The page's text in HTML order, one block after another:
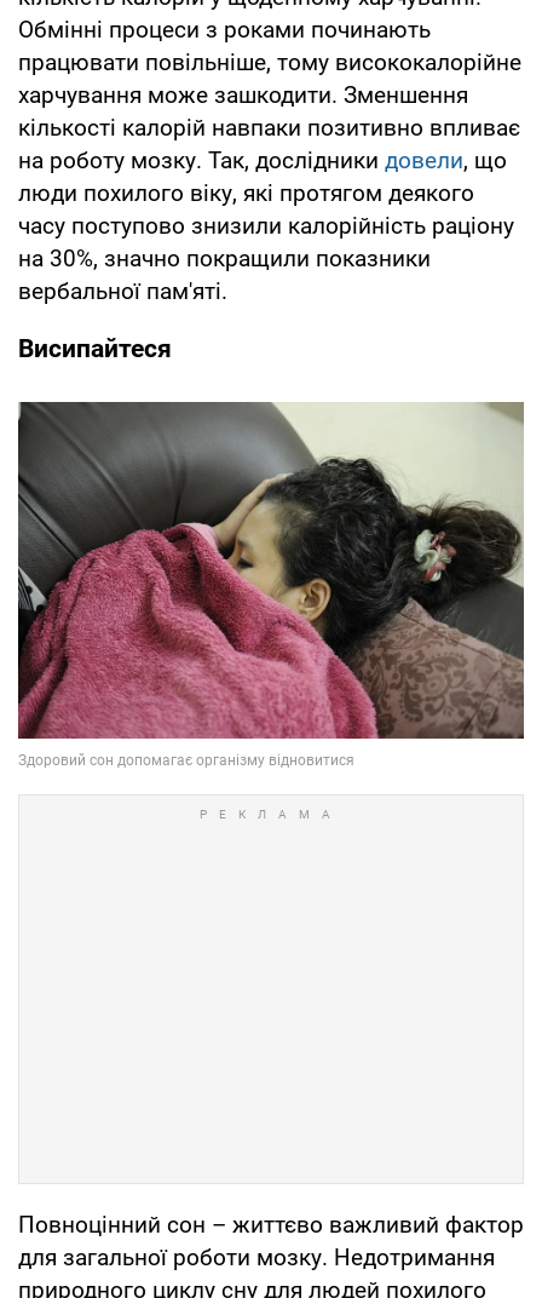
Обмінні процеси з роками починають
працювати повільніше, тому висококалорійне
харчування може зашкодити. Зменшення
кількості калорій навпаки позитивно впливає
на роботу мозку. Так, дослідники довели, що
люди похилого віку, які протягом деякого
часу поступово знизили калорійність раціону
на 30%, значно покращили показники
вербальної пам'яті.
Висипайтеся
Повноцінний сон – життєво важливий фактор
для загальної роботи мозку. Недотримання
природного циклу сну для людей похилого